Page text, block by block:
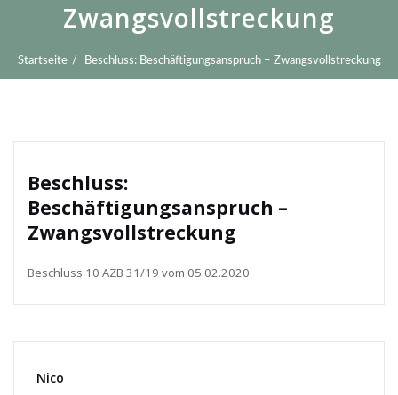
Zwangsvollstreckung
Startseite Beschluss: Beschäftigungsanspruch – Zwangsvollstreckung
Beschluss:
Beschäftigungsanspruch –
Zwangsvollstreckung
Beschluss 10 AZB 31/19 vom 05.02.2020
Nico